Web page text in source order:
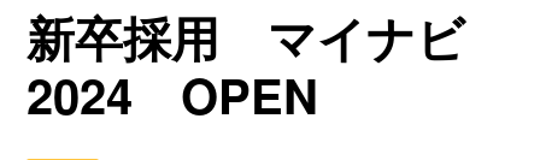
新卒採用 マイナビ
2024 OPEN